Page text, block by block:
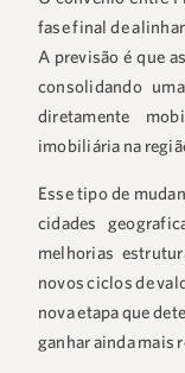
fase final de
A previsão é que
consolidando
diretamente
imobiliária na
Esse tipo de
cidades
melhorias
novos ciclos de
nova etapa que
ganhar ainda mais